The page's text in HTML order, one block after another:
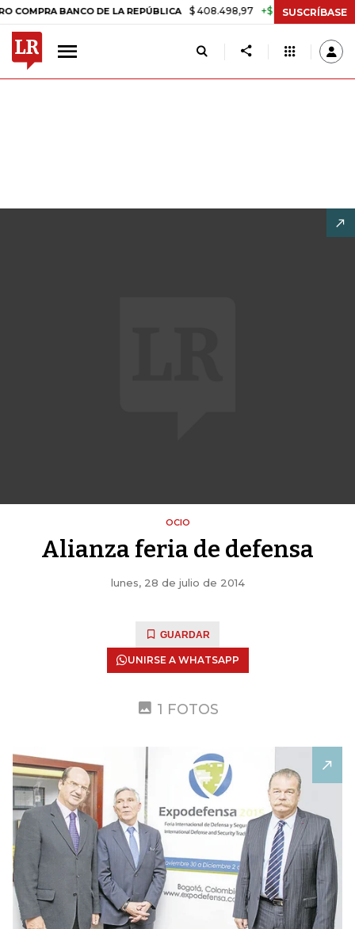
BANCO DE LA REPÚBLICA $ 408.498,97 +$ 8.753,81 +2,19%
SUSCRÍBASE
OCIO
Alianza feria de defensa
lunes, 28 de julio de 2014
GUARDAR
UNIRSE A WHATSAPP
1 FOTOS